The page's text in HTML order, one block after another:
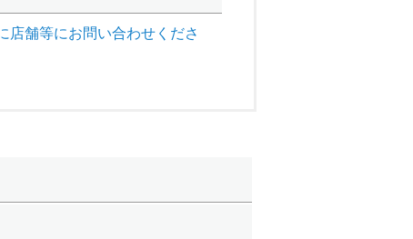
舗等にお問い合わせくださ